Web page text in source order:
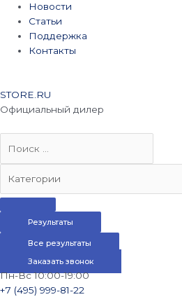
Новости
Статьи
Поддержка
Контакты
STORE.RU
Официальный дилер
Результаты
Все результаты
Заказать звонок
Пн-Вс 10:00-19:00
+7 (495) 999-81-22